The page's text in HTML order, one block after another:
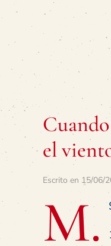
el
Escrito en 15/06/
M.